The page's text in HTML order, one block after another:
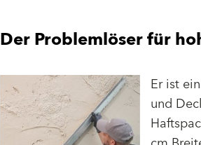
Der Problemlöser für
Er ist
und